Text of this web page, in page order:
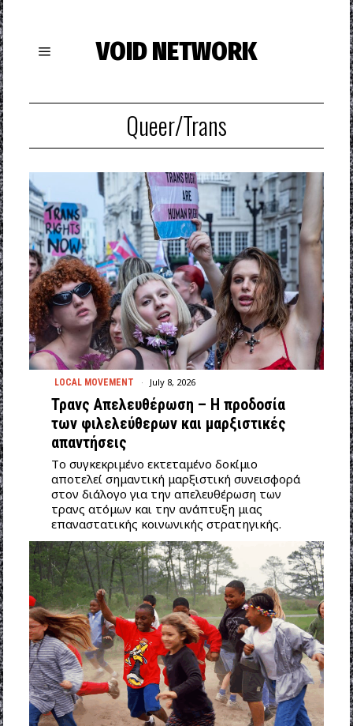
VOID NETWORK
Queer/Trans
LOCAL MOVEMENT July 8, 2026
Τρανς Απελευθέρωση – Η προδοσία
των φιλελεύθερων και μαρξιστικές
απαντήσεις
Tο συγκεκριμένο εκτεταμένο δοκίμιο
αποτελεί σημαντική μαρξιστική συνεισφορά
στον διάλογο για την απελευθέρωση των
τρανς ατόμων και την ανάπτυξη μιας
επαναστατικής κοινωνικής στρατηγικής.